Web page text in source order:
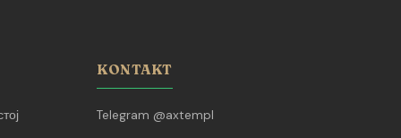
KONTAKT
Telegram @axtempl